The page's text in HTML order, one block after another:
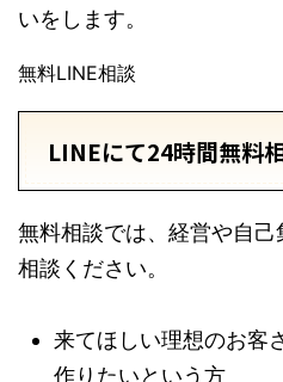
いをします。
無料LINE相談
LINEにて24時間無料
無料相談では、経営や自
相談ください。
来てほしい理想のお客
作りたいという方